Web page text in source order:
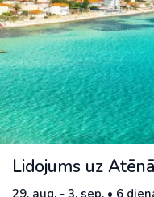
Lidojums uz